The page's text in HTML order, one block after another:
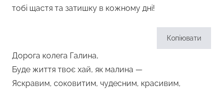
тобі щастя та затишку в кожному дні!
Копіювати
Дорога колега Галина,
Буде життя твоє хай, як малина —
Яскравим, соковитим, чудесним, красивим,